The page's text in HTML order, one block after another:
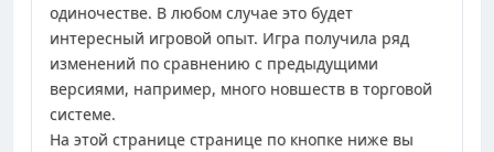
одиночестве. В любом случае это будет
интересный игровой опыт. Игра получила ряд
изменений по сравнению с предыдущими
версиями, например, много новшеств в торговой
системе.
На этой странице странице по кнопке ниже вы